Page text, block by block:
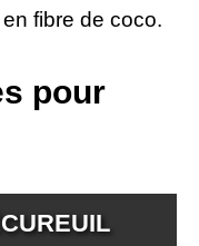
fibre de coco.
pour